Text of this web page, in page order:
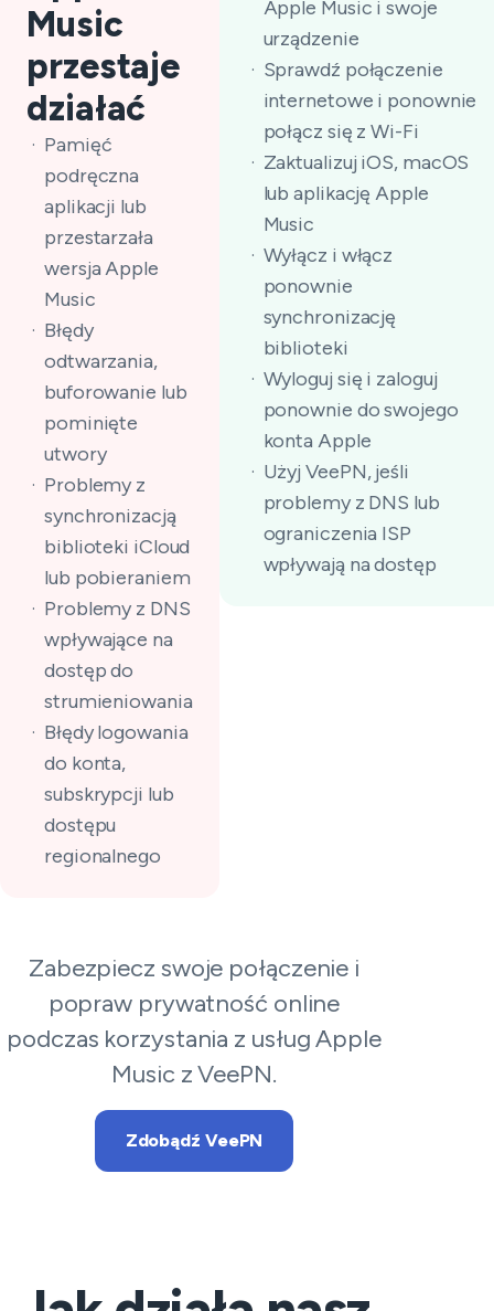
Music
przestaje
działać
Pamięć
podręczna
aplikacji lub
przestarzała
wersja Apple
Music
Błędy
odtwarzania,
buforowanie lub
pominięte
utwory
Problemy z
synchronizacją
biblioteki iCloud
lub pobieraniem
Problemy z DNS
wpływające na
dostęp do
strumieniowania
Błędy logowania
do konta,
subskrypcji lub
dostępu
regionalnego
Apple Music i swoje
urządzenie
Sprawdź połączenie
internetowe i ponownie
połącz się z Wi-Fi
Zaktualizuj iOS, macOS
lub aplikację Apple
Music
Wyłącz i włącz
ponownie
synchronizację
biblioteki
Wyloguj się i zaloguj
ponownie do swojego
konta Apple
Użyj VeePN, jeśli
problemy z DNS lub
ograniczenia ISP
wpływają na dostęp
Zabezpiecz swoje połączenie i
popraw prywatność online
podczas korzystania z usług Apple
Music z VeePN.
Zdobądź VeePN